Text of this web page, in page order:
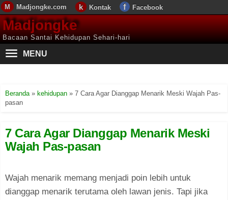
Madjongke.com Kontak Facebook
Madjongke
Bacaan Santai Kehidupan Sehari-hari
MENU
Beranda» kehidupan » 7 Cara Agar Dianggap Menarik Meski Wajah Pas-
pasan
7 Cara Agar Dianggap Menarik Meski
Wajah Pas-pasan
Wajah menarik memang menjadi poin lebih untuk
dianggap menarik terutama oleh lawan jenis. Tapi jika